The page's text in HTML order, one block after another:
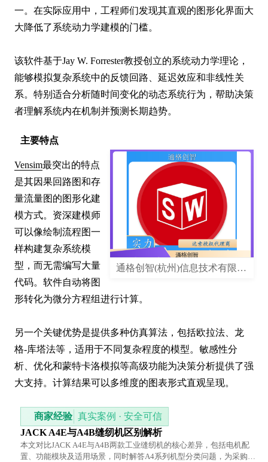
一。在实际应用中，工程师们发现其直观的图形化界面大
大降低了系统动力学建模的门槛。
该软件基于Jay W. Forrester教授创立的系统动力学理论，
能够模拟复杂系统中的反馈回路、延迟效应和非线性关
系。特别适合分析随时间变化的动态系统行为，帮助决策
者理解系统内在机制并预测长期趋势。
主要特点
通格创智(杭州)信息技术有限公司
Vensim最突出的特点
是其因果回路图和存
量流量图的图形化建
模方式。资深建模师
可以像绘制流程图一
样构建复杂系统模
型，而无需编写大量
代码。软件自动将图
形转化为微分方程组进行计算。
另一个关键优势是提供多种仿真算法，包括欧拉法、龙
格-库塔法等，适用于不同复杂程度的模型。敏感性分
析、优化和蒙特卡洛模拟等高级功能为决策分析提供了强
大支持。计算结果可以多维度的图表形式直观呈现。
商家经验 真实案例 · 安全可信
JACK A4E与A4B缝纫机区别解析
本文对比JACK A4E与A4B两款工业缝纫机的核心差异，包括电机配
置、功能模块及适用场景，同时解答A4系列机型分类问题，为采购决